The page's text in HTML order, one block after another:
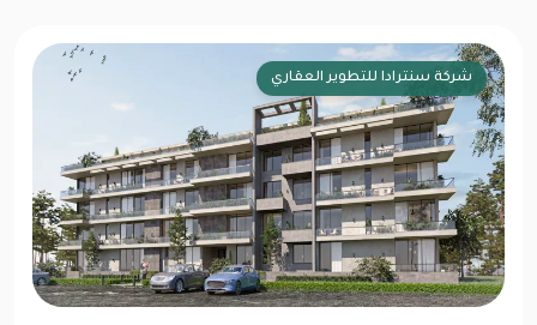
شركة سنترادا للتطوير العقاري